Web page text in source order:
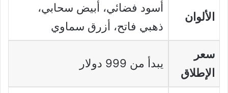
الألوان
أسود فضائي، أبيض سحابي،
ذهبي فاتح، أزرق سماوي
سعر
الإطلاق
يبدأ من 999 دولار